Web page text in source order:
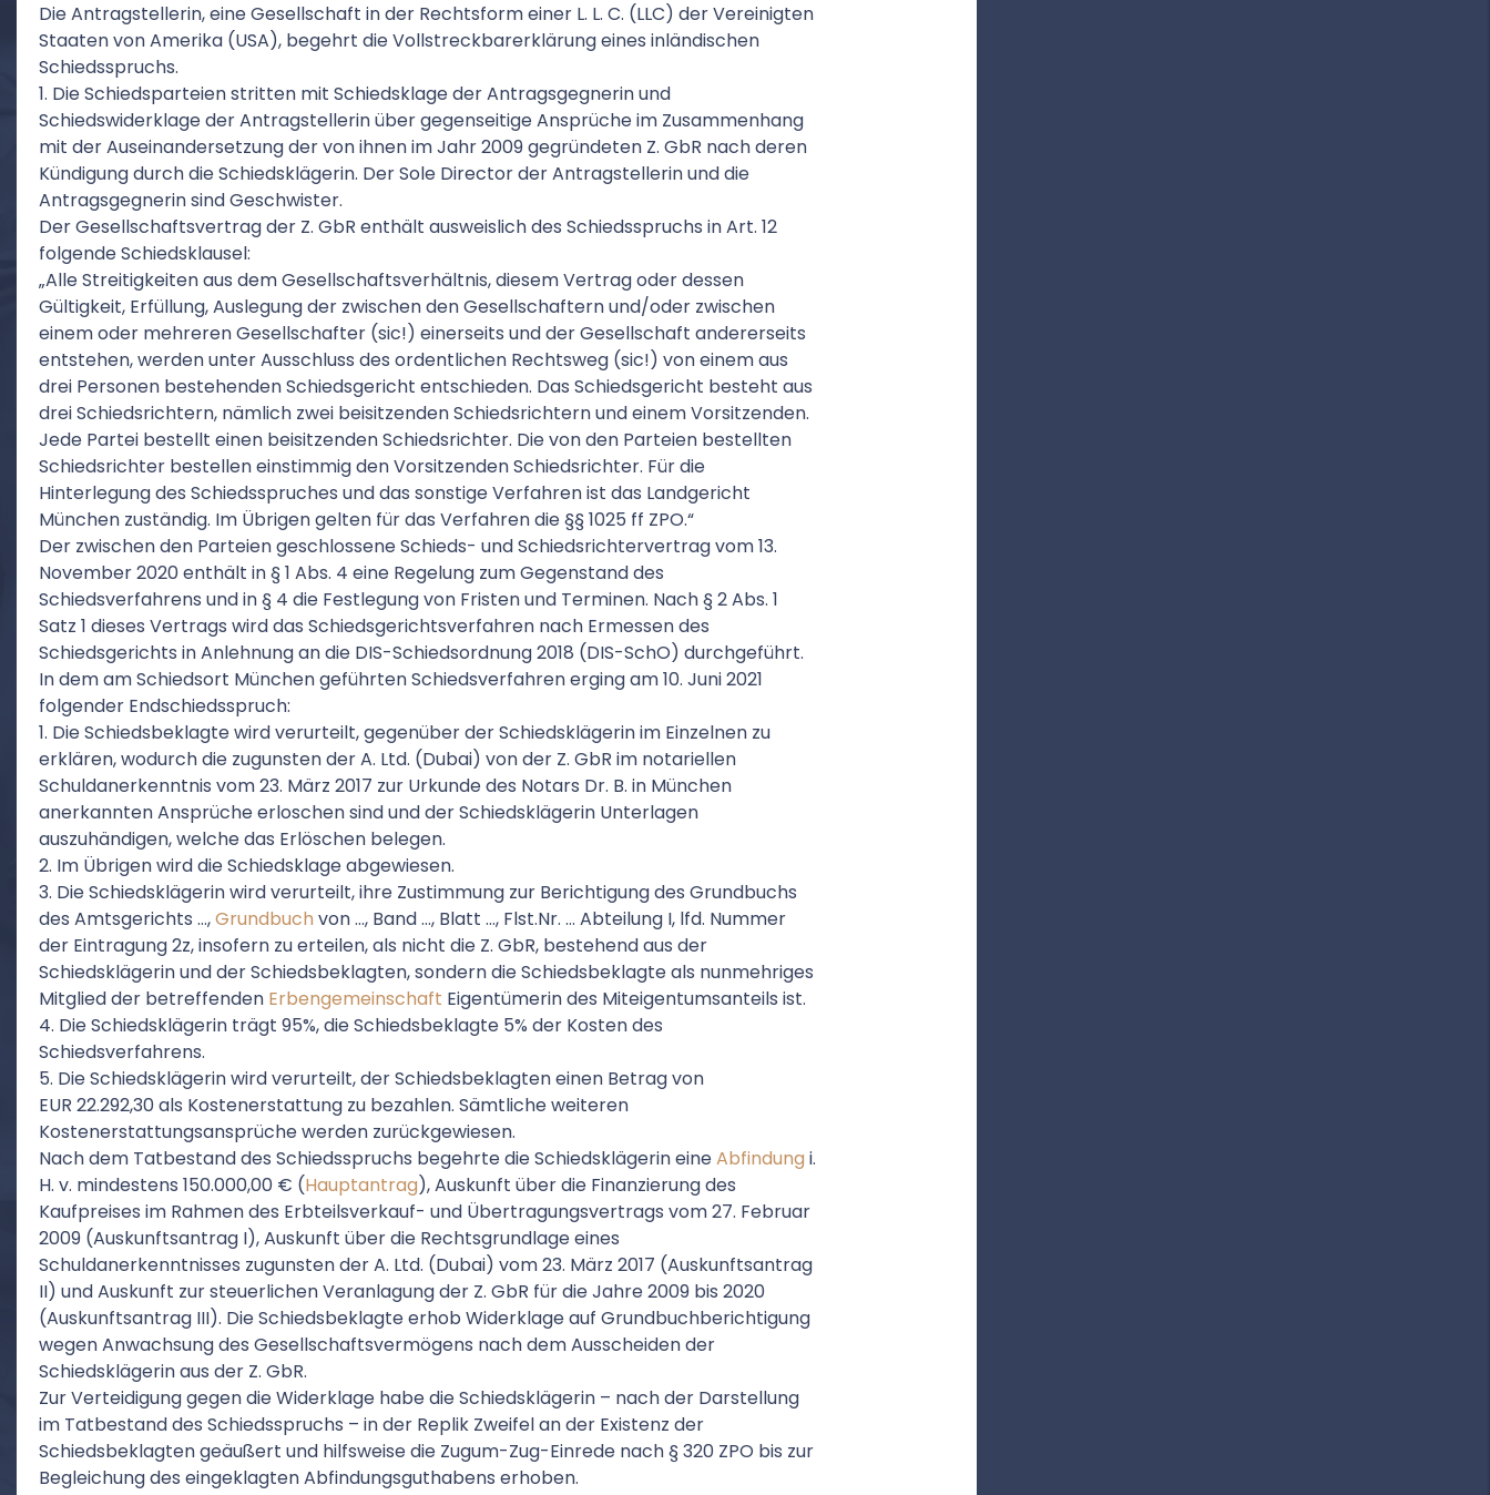
Die Antragstellerin, eine Gesellschaft in der Rechtsform einer L. L. C. (LLC) der Vereinigten
Staaten von Amerika (USA), begehrt die Vollstreckbarerklärung eines inländischen
Schiedsspruchs.
1. Die Schiedsparteien stritten mit Schiedsklage der Antragsgegnerin und
Schiedswiderklage der Antragstellerin über gegenseitige Ansprüche im Zusammenhang
mit der Auseinandersetzung der von ihnen im Jahr 2009 gegründeten Z. GbR nach deren
Kündigung durch die Schiedsklägerin. Der Sole Director der Antragstellerin und die
Antragsgegnerin sind Geschwister.
Der Gesellschaftsvertrag der Z. GbR enthält ausweislich des Schiedsspruchs in Art. 12
folgende Schiedsklausel:
„Alle Streitigkeiten aus dem Gesellschaftsverhältnis, diesem Vertrag oder dessen
Gültigkeit, Erfüllung, Auslegung der zwischen den Gesellschaftern und/oder zwischen
einem oder mehreren Gesellschafter (sic!) einerseits und der Gesellschaft andererseits
entstehen, werden unter Ausschluss des ordentlichen Rechtsweg (sic!) von einem aus
drei Personen bestehenden Schiedsgericht entschieden. Das Schiedsgericht besteht aus
drei Schiedsrichtern, nämlich zwei beisitzenden Schiedsrichtern und einem Vorsitzenden.
Jede Partei bestellt einen beisitzenden Schiedsrichter. Die von den Parteien bestellten
Schiedsrichter bestellen einstimmig den Vorsitzenden Schiedsrichter. Für die
Hinterlegung des Schiedsspruches und das sonstige Verfahren ist das Landgericht
München zuständig. Im Übrigen gelten für das Verfahren die §§ 1025 ff ZPO.“
Der zwischen den Parteien geschlossene Schieds- und Schiedsrichtervertrag vom 13.
November 2020 enthält in § 1 Abs. 4 eine Regelung zum Gegenstand des
Schiedsverfahrens und in § 4 die Festlegung von Fristen und Terminen. Nach § 2 Abs. 1
Satz 1 dieses Vertrags wird das Schiedsgerichtsverfahren nach Ermessen des
Schiedsgerichts in Anlehnung an die DIS-Schiedsordnung 2018 (DIS-SchO) durchgeführt.
In dem am Schiedsort München geführten Schiedsverfahren erging am 10. Juni 2021
folgender Endschiedsspruch:
1. Die Schiedsbeklagte wird verurteilt, gegenüber der Schiedsklägerin im Einzelnen zu
erklären, wodurch die zugunsten der A. Ltd. (Dubai) von der Z. GbR im notariellen
Schuldanerkenntnis vom 23. März 2017 zur Urkunde des Notars Dr. B. in München
anerkannten Ansprüche erloschen sind und der Schiedsklägerin Unterlagen
auszuhändigen, welche das Erlöschen belegen.
2. Im Übrigen wird die Schiedsklage abgewiesen.
3. Die Schiedsklägerin wird verurteilt, ihre Zustimmung zur Berichtigung des Grundbuchs
des Amtsgerichts …,Grundbuch von …, Band …, Blatt …, Flst.Nr. … Abteilung I, lfd. Nummer
der Eintragung 2z, insofern zu erteilen, als nicht die Z. GbR, bestehend aus der
Schiedsklägerin und der Schiedsbeklagten, sondern die Schiedsbeklagte als nunmehriges
Mitglied der betreffenden Erbengemeinschaft Eigentümerin des Miteigentumsanteils ist.
4. Die Schiedsklägerin trägt 95%, die Schiedsbeklagte 5% der Kosten des
Schiedsverfahrens.
5. Die Schiedsklägerin wird verurteilt, der Schiedsbeklagten einen Betrag von
EUR 22.292,30 als Kostenerstattung zu bezahlen. Sämtliche weiteren
Kostenerstattungsansprüche werden zurückgewiesen.
Nach dem Tatbestand des Schiedsspruchs begehrte die Schiedsklägerin eineAbfindung i.
H. v. mindestens 150.000,00 € (Hauptantrag), Auskunft über die Finanzierung des
Kaufpreises im Rahmen des Erbteilsverkauf- und Übertragungsvertrags vom 27. Februar
2009 (Auskunftsantrag I), Auskunft über die Rechtsgrundlage eines
Schuldanerkenntnisses zugunsten der A. Ltd. (Dubai) vom 23. März 2017 (Auskunftsantrag
II) und Auskunft zur steuerlichen Veranlagung der Z. GbR für die Jahre 2009 bis 2020
(Auskunftsantrag III). Die Schiedsbeklagte erhob Widerklage auf Grundbuchberichtigung
wegen Anwachsung des Gesellschaftsvermögens nach dem Ausscheiden der
Schiedsklägerin aus der Z. GbR.
Zur Verteidigung gegen die Widerklage habe die Schiedsklägerin – nach der Darstellung
im Tatbestand des Schiedsspruchs – in der Replik Zweifel an der Existenz der
Schiedsbeklagten geäußert und hilfsweise die Zugum-Zug-Einrede nach § 320 ZPO bis zur
Begleichung des eingeklagten Abfindungsguthabens erhoben.